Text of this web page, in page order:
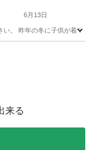
6月13日
。 昨年の冬に子供が着て
来る